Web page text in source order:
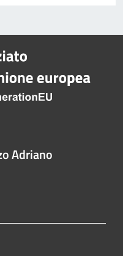
Adriano